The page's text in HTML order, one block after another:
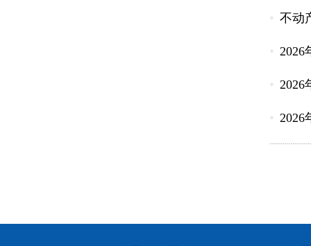
不动
2026
2026
2026